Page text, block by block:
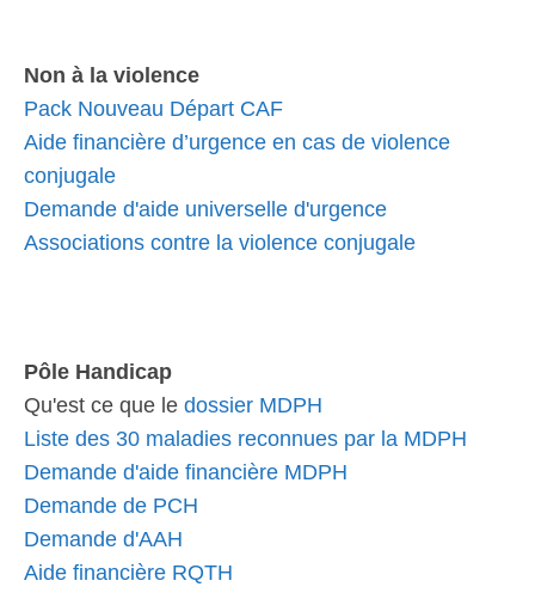
Non à la violence
Pack Nouveau Départ CAF
Aide financière d’urgence en cas de violence
conjugale
Demande d'aide universelle d'urgence
Associations contre la violence conjugale
Pôle Handicap
Qu'est ce que le dossier MDPH
Liste des 30 maladies reconnues par la MDPH
Demande d'aide financière MDPH
Demande de PCH
Demande d'AAH
Aide financière RQTH